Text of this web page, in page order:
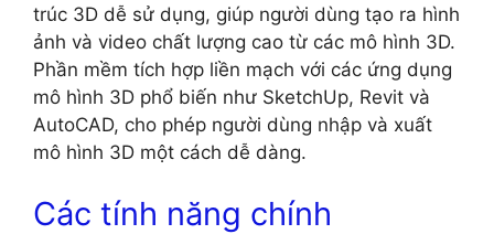
trúc 3D dễ sử dụng, giúp người dùng tạo ra hình
ảnh và video chất lượng cao từ các mô hình 3D.
Phần mềm tích hợp liền mạch với các ứng dụng
mô hình 3D phổ biến như SketchUp, Revit và
AutoCAD, cho phép người dùng nhập và xuất
mô hình 3D một cách dễ dàng.
Các tính năng chính